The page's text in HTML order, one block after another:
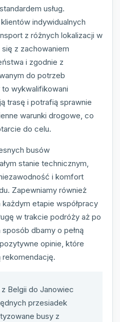
usług.
indywidualnych
z różnych lokalizacji w
z zachowaniem
i zgodnie z
do potrzeb
wykwalifikowani
trasę i potrafią sprawnie
warunki drogowe, co
do celu.
busów
stanie technicznym,
i komfort
Zapewniamy również
etapie współpracy
w trakcie podróży aż po
dbamy o pełną
opinie, które
rekomendację.
Belgii do Janowiec
przesiadek
busy z